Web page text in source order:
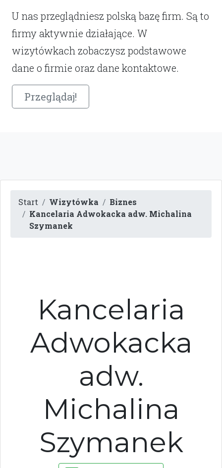
U nas przeglądniesz polską bazę firm. Są to
firmy aktywnie działające. W
wizytówkach zobaczysz podstawowe
dane o firmie oraz dane kontaktowe.
Przeglądaj!
Start Wizytówka
Biznes
Kancelaria Adwokacka adw. Michalina
Szymanek
Kancelaria
Adwokacka
adw.
Michalina
Szymanek